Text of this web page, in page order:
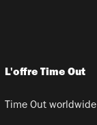
L'offre Time Out
Time Out worldwide